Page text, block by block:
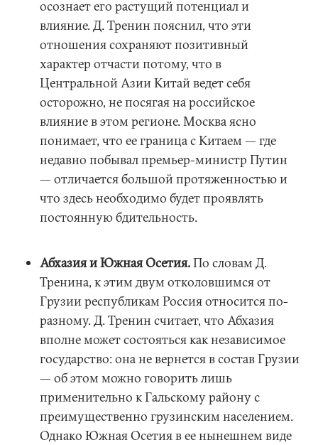
осознает его растущий потенциал и
влияние. Д. Тренин пояснил, что эти
отношения сохраняют позитивный
характер отчасти потому, что в
Центральной Азии Китай ведет себя
осторожно, не посягая на российское
влияние в этом регионе. Москва ясно
понимает, что ее граница с Китаем — где
недавно побывал премьер-министр Путин
— отличается большой протяженностью и
что здесь необходимо будет проявлять
постоянную бдительность.
Абхазия и Южная Осетия.По словам Д.
Тренина, к этим двум отколовшимся от
Грузии республикам Россия относится по-
разному. Д. Тренин считает, что Абхазия
вполне может состояться как независимое
государство: она не вернется в состав Грузии
— об этом можно говорить лишь
применительно к Гальскому району с
преимущественно грузинским населением.
Однако Южная Осетия в ее нынешнем виде